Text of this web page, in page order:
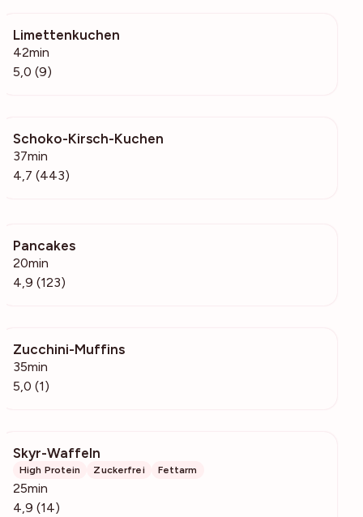
Limettenkuchen
42min
5,0 (9)
Schoko-Kirsch-Kuchen
37min
4,7 (443)
Pancakes
20min
4,9 (123)
Zucchini-Muffins
35min
5,0 (1)
Skyr-Waffeln
High Protein Zuckerfrei Fettarm
25min
4,9 (14)